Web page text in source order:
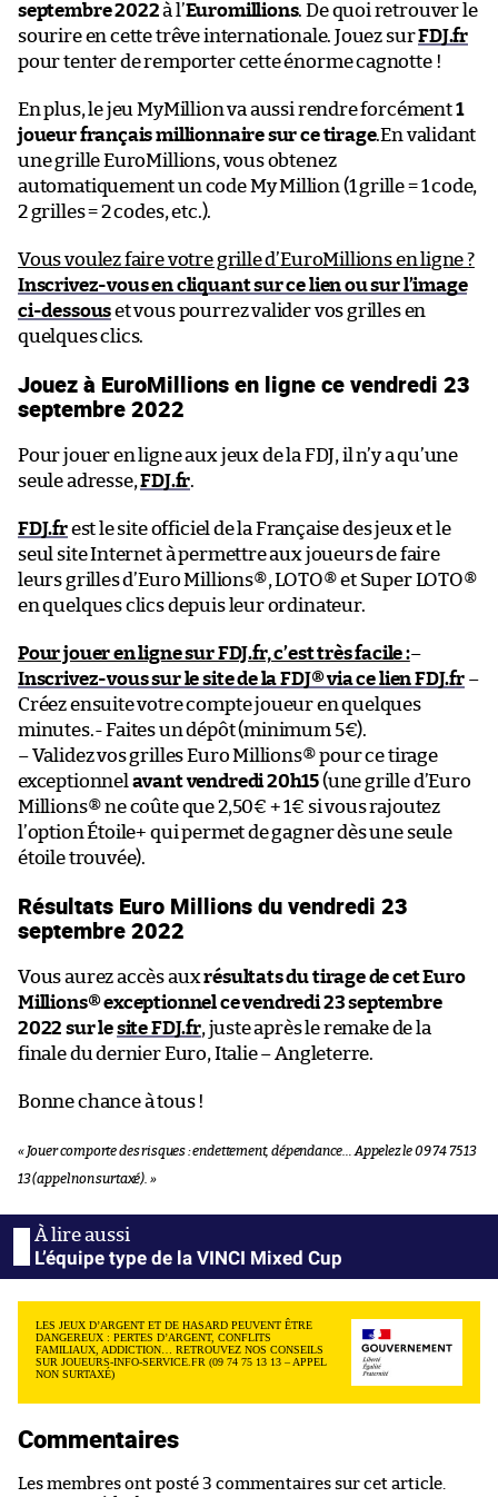
septembre 2022à l’Euromillions. De quoi retrouver le
sourire en cette trêve internationale. Jouez surFDJ.fr
pour tenter de remporter cette énorme cagnotte !
En plus, le jeu MyMillion va aussi rendre forcément1
joueur français millionnaire sur ce tirage.En validant
une grille EuroMillions, vous obtenez
automatiquement un code My Million (1 grille = 1 code,
2 grilles = 2 codes, etc.).
Vous voulez faire votre grille d’EuroMillions en ligne ?
Inscrivez-vous en cliquant sur ce lien ou sur l’image
ci-dessouset vous pourrez valider vos grilles en
quelques clics.
Jouez à EuroMillions en ligne ce vendredi 23
septembre 2022
Pour jouer en ligne aux jeux de la FDJ, il n’y a qu’une
seule adresse,FDJ.fr.
FDJ.frest le site officiel de la Française des jeux et le
seul site Internet à permettre aux joueurs de faire
leurs grilles d’Euro Millions®, LOTO® et Super LOTO®
en quelques clics depuis leur ordinateur.
Pour jouer en ligne sur FDJ.fr, c’est très facile :–
Inscrivez-vous sur le site de la FDJ® via ce lien FDJ.fr–
Créez ensuite votre compte joueur en quelques
minutes.- Faites un dépôt (minimum 5€).
– Validez vos grilles Euro Millions® pour ce tirage
exceptionnel avant vendredi 20h15(une grille d’Euro
Millions® ne coûte que 2,50€ + 1€ si vous rajoutez
l’option Étoile+ qui permet de gagner dès une seule
étoile trouvée).
Résultats Euro Millions du vendredi 23
septembre 2022
Vous aurez accès auxrésultats du tirage de cet Euro
Millions® exceptionnel cevendredi 23 septembre
2022 sur lesite FDJ.fr, juste après le remake de la
finale du dernier Euro, Italie – Angleterre.
Bonne chance à tous !
« Jouer comporte des risques : endettement, dépendance… Appelez le 09 74 75 13
13 (appel non surtaxé). »
L’équipe type de la VINCI Mixed Cup
LES JEUX D’ARGENT ET DE HASARD PEUVENT ÊTRE
DANGEREUX : PERTES D’ARGENT, CONFLITS
FAMILIAUX, ADDICTION… RETROUVEZ NOS CONSEILS
SUR JOUEURS-INFO-SERVICE.FR (09 74 75 13 13 – APPEL
NON SURTAXÉ)
Commentaires
Les membres ont posté 3 commentaires sur cet article.